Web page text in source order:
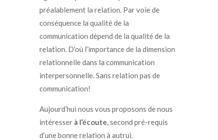
préalablement la relation. Par voie de
conséquence la qualité de la
communication dépend de la qualité de la
relation. D’où l’importance de la dimension
relationnelle dans la communication
interpersonnelle. Sans relation pas de
communication!
Aujourd’hui nous vous proposons de nous
intéresser à l’écoute,second pré-requis
d’une bonne relation à autrui.